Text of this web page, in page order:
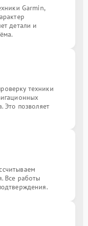
Garmin,
детали и
техники
Это позволяет
Все работы